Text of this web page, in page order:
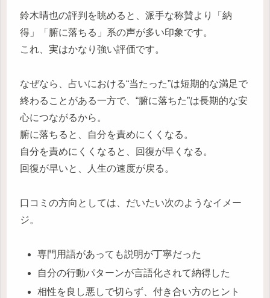
鈴木晴也の評判を眺めると、派手な称賛より「納
得」「腑に落ちる」系の声が多い印象です。
これ、実はかなり強い評価です。
なぜなら、占いにおける“当たった”は短期的な満足で
終わることがある一方で、“腑に落ちた”は長期的な安
心につながるから。
腑に落ちると、自分を責めにくくなる。
自分を責めにくくなると、回復が早くなる。
回復が早いと、人生の速度が戻る。
口コミの方向としては、だいたい次のようなイメー
ジ。
専門用語があっても説明が丁寧だった
自分の行動パターンが言語化されて納得した
相性を良し悪しで切らず、付き合い方のヒント